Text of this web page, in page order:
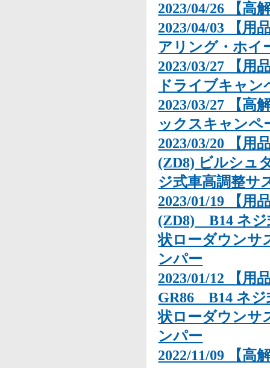
2023/04/26 【高
2023/04/03 【用
アリング・ホイ
2023/03/27 【用
ドライブキャン
2023/03/27 【高
ックスキャンペ
2023/03/20 【用
(ZD8) ビルシュ
ジ式車高調整サ
2023/01/19 【用
(ZD8) B14 ネジ
状ローダウンサ
ンパー
2023/01/12 【用
GR86 B14 ネジ
状ローダウンサ
ンパー
2022/11/09 【高